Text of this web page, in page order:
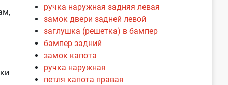
ручка наружная задняя левая
замок двери задней левой
заглушка (решетка) в бампер
бампер задний
замок капота
ручка наружная
петля капота правая